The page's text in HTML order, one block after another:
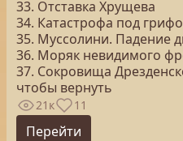
33. Отставка Хрущева
34. Катастрофа под
35. Муссолини. Падение
36. Моряк невидимого
37. Сокровища
чтобы вернуть
21к 11
Перейти